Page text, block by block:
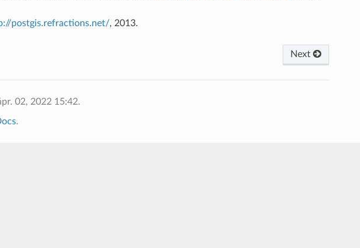
postgis.refractions.net/, 2013.
Next
02, 2022 15:42.
.